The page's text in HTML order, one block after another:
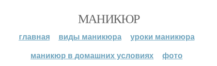
МАНИКЮР
главная виды маникюра
уроки маникюра
маникюр в домашних условиях
фото